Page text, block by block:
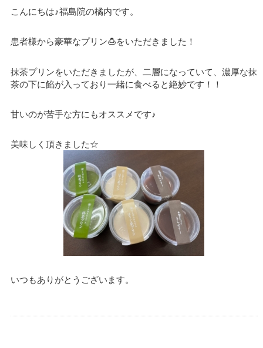
こんにちは♪福島院の橘内です。
患者様から豪華なプリン🍮をいただきました！
抹茶プリンをいただきましたが、二層になっていて、濃厚な抹
茶の下に餡が入っており一緒に食べると絶妙です！！
甘いのが苦手な方にもオススメです♪
美味しく頂きました☆
いつもありがとうございます。